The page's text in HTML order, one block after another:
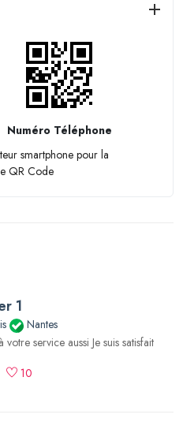
Numéro Téléphone
smartphone pour la
QR Code
1
Nantes
service aussi Je suis satisfait
10